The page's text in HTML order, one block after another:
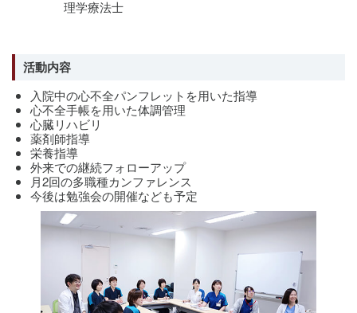
理学療法士
活動内容
入院中の心不全パンフレットを用いた指導
心不全手帳を用いた体調管理
心臓リハビリ
薬剤師指導
栄養指導
外来での継続フォローアップ
月2回の多職種カンファレンス
今後は勉強会の開催なども予定